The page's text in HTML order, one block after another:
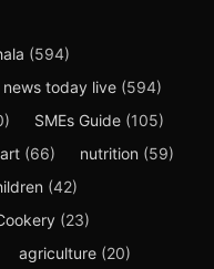
(594)
news today live (594)
SMEs Guide (105)
art (66) nutrition (59)
(42)
(23)
agriculture (20)